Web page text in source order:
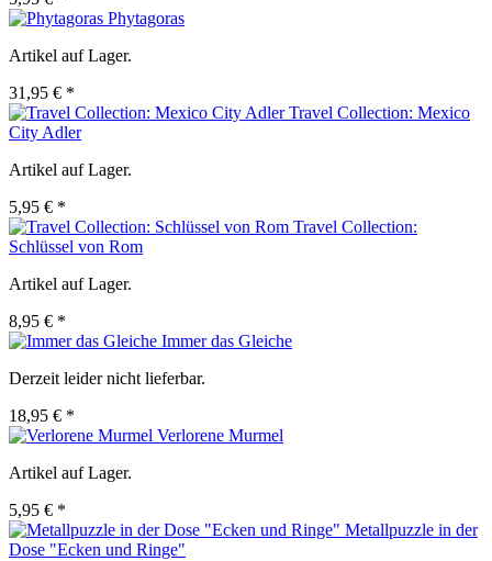
Phytagoras
Artikel auf Lager.
31,95 € *
Travel Collection: Mexico
City Adler
Artikel auf Lager.
5,95 € *
Travel Collection:
Schlüssel von Rom
Artikel auf Lager.
8,95 € *
Immer das Gleiche
Derzeit leider nicht lieferbar.
18,95 € *
Verlorene Murmel
Artikel auf Lager.
5,95 € *
Metallpuzzle in der
Dose "Ecken und Ringe"